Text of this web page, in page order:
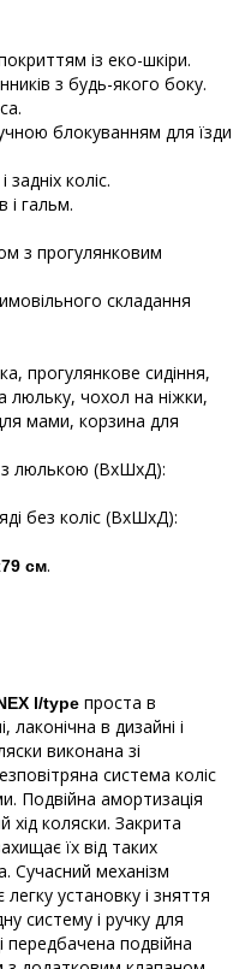
із еко-шкіри.
з будь-якого боку.
блокуванням для їзди
коліс.
і гальм.
з прогулянковим
складання
прогулянкове сидіння,
люльку, чохол на ніжки,
мами, корзина для
з люлькою (ВхШхД):
без коліс (ВхШхД):
см.
l/type проста в
лаконічна в дизайні і
виконана зі
система коліс
Подвійна амортизація
коляски. Закрита
їх від таких
Сучасний механізм
установку і зняття
систему і ручку для
передбачена подвійна